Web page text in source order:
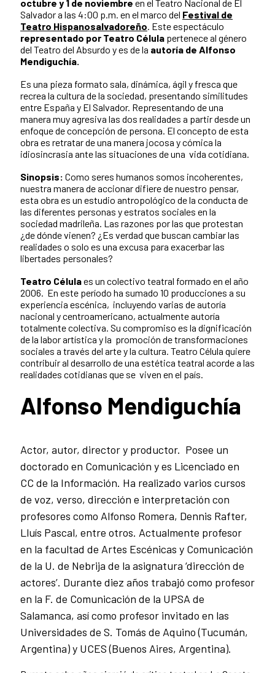
octubre y 1 de noviembre en el Teatro Nacional de El
Salvador a las 4:00 p.m. en el marco del Festival de
Teatro Hispanosalvadoreño . Este espectáculo
representado por Teatro Célula pertenece al género
del Teatro del Absurdo y es de la autoría de Alfonso
Mendiguchía.
Es una pieza formato sala, dinámica, ágil y fresca que
recrea la cultura de la sociedad, presentando similitudes
entre España y El Salvador. Representando de una
manera muy agresiva las dos realidades a partir desde un
enfoque de concepción de persona. El concepto de esta
obra es retratar de una manera jocosa y cómica la
idiosincrasia ante las situaciones de una vida cotidiana.
Sinopsis: Como seres humanos somos incoherentes,
nuestra manera de accionar difiere de nuestro pensar,
esta obra es un estudio antropológico de la conducta de
las diferentes personas y estratos sociales en la
sociedad madrileña. Las razones por las que protestan
¿de dónde vienen? ¿Es verdad que buscan cambiar las
realidades o solo es una excusa para exacerbar las
libertades personales?
Teatro Célulaes un colectivo teatral formado en el año
2006. En este período ha sumado 10 producciones a su
experiencia escénica, incluyendo varias de autoría
nacional y centroamericano, actualmente autoría
totalmente colectiva. Su compromiso es la dignificación
de la labor artística y la promoción de transformaciones
sociales a través del arte y la cultura. Teatro Célula quiere
contribuir al desarrollo de una estética teatral acorde a las
realidades cotidianas que se viven en el país.
Alfonso Mendiguchía
Actor, autor, director y productor. Posee un
doctorado en Comunicación y es Licenciado en
CC de la Información. Ha realizado varios cursos
de voz, verso, dirección e interpretación con
profesores como Alfonso Romera, Dennis Rafter,
Lluís Pascal, entre otros. Actualmente profesor
en la facultad de Artes Escénicas y Comunicación
de la U. de Nebrija de la asignatura ‘dirección de
actores’. Durante diez años trabajó como profesor
en la F. de Comunicación de la UPSA de
Salamanca, así como profesor invitado en las
Universidades de S. Tomás de Aquino (Tucumán,
Argentina) y UCES (Buenos Aires, Argentina).